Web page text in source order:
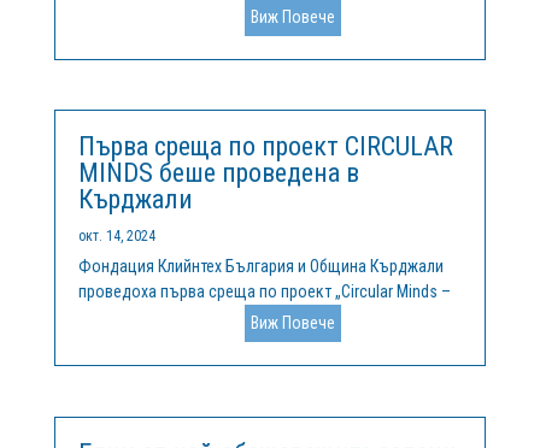
специално! 🚀 📚 Основни Акценти: Ние официално
финализирахме нашия Наръчник и изчерпателни
учебни материали относно: Предприемачество и
Виж Повече
Първа среща по проект CIRCULAR
MINDS беше проведена в
Кърджали
окт. 14, 2024
Фондация Клийнтех България и Община Кърджали
проведоха първа среща по проект „Circular Minds –
Да мислим кръгово“, финансиран по програма
„Интеррег Европа“, на 30 септември 2024 г. в гр.
Кърджали. В събитието взеха участие
Виж Повече